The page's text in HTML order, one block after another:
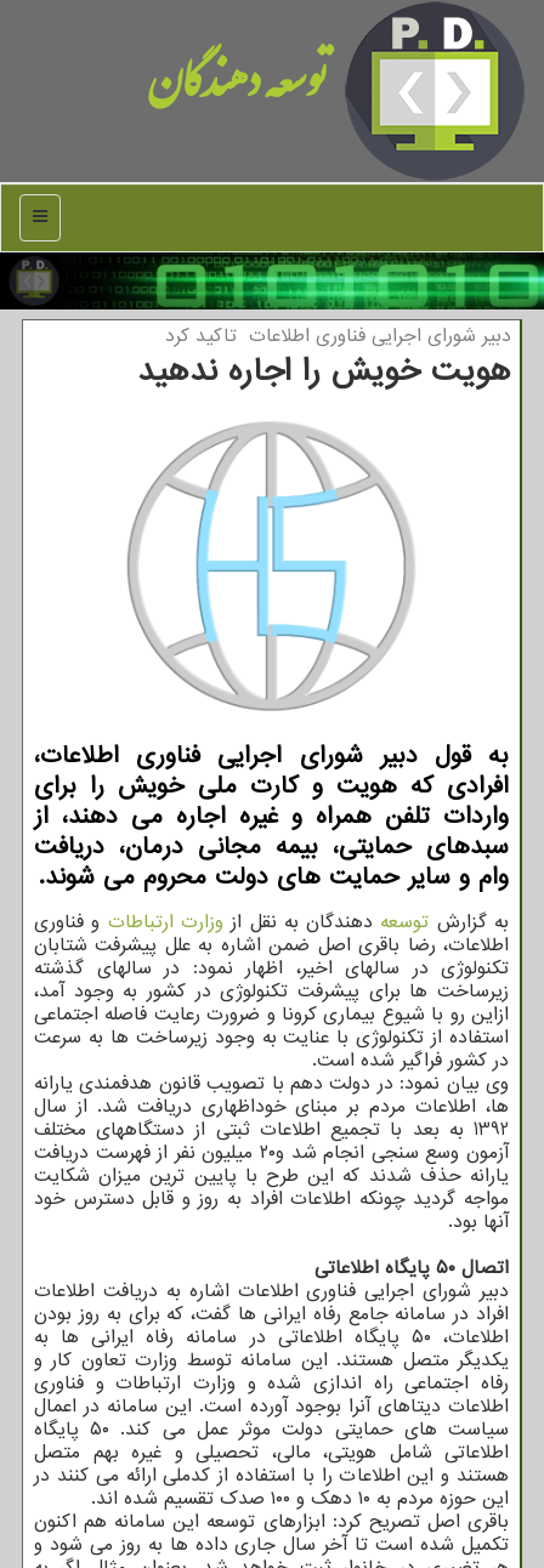
توسعه دهندگان
منو
دبیر شورای اجرایی فناوری اطلاعات تاكید كرد
هویت خویش را اجاره ندهید
به قول دبیر شورای اجرایی فناوری اطلاعات،
افرادی که هویت و کارت ملی خویش را برای
واردات تلفن همراه و غیره اجاره می دهند، از
سبدهای حمایتی، بیمه مجانی درمان، دریافت
وام و سایر حمایت های دولت محروم می شوند.
به گزارش توسعه دهندگان به نقل از وزارت ارتباطات و فناوری
اطلاعات، رضا باقری اصل ضمن اشاره به علل پیشرفت شتابان
تکنولوژی در سالهای اخیر، اظهار نمود: در سالهای گذشته
زیرساخت ها برای پیشرفت تکنولوژی در کشور به وجود آمد،
ازاین رو با شیوع بیماری کرونا و ضرورت رعایت فاصله اجتماعی
استفاده از تکنولوژی با عنایت به وجود زیرساخت ها به سرعت
در کشور فراگیر شده است.
وی بیان نمود: در دولت دهم با تصویب قانون هدفمندی یارانه
ها، اطلاعات مردم بر مبنای خوداظهاری دریافت شد. از سال
1392 به بعد با تجمیع اطلاعات ثبتی از دستگاههای مختلف
آزمون وسع سنجی انجام شد و۲۰ میلیون نفر از فهرست دریافت
یارانه حذف شدند که این طرح با پایین ترین میزان شکایت
مواجه گردید چونکه اطلاعات افراد به روز و قابل دسترس خود
آنها بود.
اتصال ۵۰ پایگاه اطلاعاتی
دبیر شورای اجرایی فناوری اطلاعات اشاره به دریافت اطلاعات
افراد در سامانه جامع رفاه ایرانی ها گفت، که برای به روز بودن
اطلاعات، ۵۰ پایگاه اطلاعاتی در سامانه رفاه ایرانی ها به
یکدیگر متصل هستند. این سامانه توسط وزارت تعاون کار و
رفاه اجتماعی راه اندازی شده و وزارت ارتباطات و فناوری
اطلاعات دیتاهای آنرا بوجود آورده است. این سامانه در اعمال
سیاست های حمایتی دولت موثر عمل می کند. ۵۰ پایگاه
اطلاعاتی شامل هویتی، مالی، تحصیلی و غیره بهم متصل
هستند و این اطلاعات را با استفاده از کدملی ارائه می کنند در
این حوزه مردم به ۱۰ دهک و ۱۰۰ صدک تقسیم شده اند.
باقری اصل تصریح کرد: ابزارهای توسعه این سامانه هم اکنون
تکمیل شده است تا آخر سال جاری داده ها به روز می شود و